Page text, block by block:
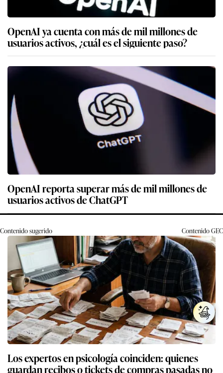
OpenAI ya cuenta con más de mil millones de
usuarios activos, ¿cuál es el siguiente paso?
OpenAI reporta superar más de mil millones de
usuarios activos de ChatGPT
Contenido sugerido ContenidoGEC
Los expertos en psicología coinciden: quienes
guardan recibos o tickets de compras pasadas no